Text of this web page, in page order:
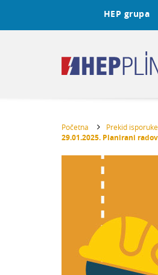
HEP grupa
Početna Prekid
29.01.2025. Planirani